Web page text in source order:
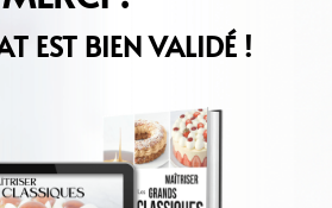
EST BIEN VALIDÉ !